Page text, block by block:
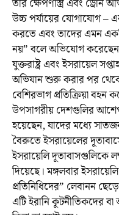
তার ক্ষেপণাস্ত্র এবং ড্রোন
উচ্চ পর্যায়ের যোগাযোগ –
করতে এবং তাদের এমন
নয়” বলে অভিযোগ
যুক্তরাষ্ট্র এবং ইসরায়েল
অভিযান শুরু করার পর
বেশিরভাগ প্রতিক্রিয়া
উপসাগরীয় দেশগুলির
হয়েছেন, যাদের মধ্যে
বৈরুতে ইসরায়েলের
ইসরায়েলি দূতাবাসগুলিকে
দিয়েছে। মঙ্গলবার ইসরায়েলি
প্রতিনিধিদের” লেবানন
এটি ইরানি কূটনীতিকদের বা